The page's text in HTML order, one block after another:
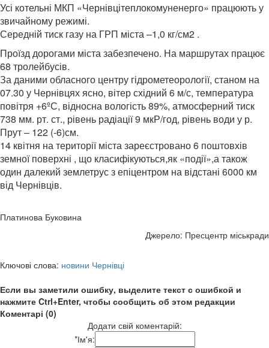
Усі котельні МКП «Чернівцітеплокомуненерго» працюють у
звичайному режимі.
Середній тиск газу на ГРП міста –1,0 кг/см2 .
Проїзд дорогами міста забезпечено. На маршрутах працює
68 тролейбусів.
За даними обласного центру гідрометеорології, станом на
07.30 у Чернівцях ясно, вітер східний 6 м/с, температура
повітря +6ºС, відносна вологість 89%, атмосферний тиск
738 мм. рт. ст., рівень радіації 9 мкР/год, рівень води у р.
Прут – 122 (-6)см.
14 квітня на території міста зареєстровано 6 поштовхів
земної поверхні , що класифікуються,як «події»,а також
один далекий землетрус з епіцентром на відстані 6000 км
від Чернівців.
Платинова Буковина
Джерело: Пресцентр міськради
Ключові слова: новини Чернівці
Если вы заметили ошибку, выделите текст с ошибкой и
нажмите Ctrl+Enter, чтобы сообщить об этом редакции
Коментарі (0)
Додати свій коментарій:
*Ім'я: